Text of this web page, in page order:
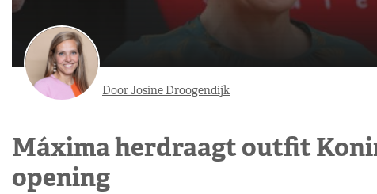
Door Josine Droogendijk
Máxima herdraagt outfit
opening